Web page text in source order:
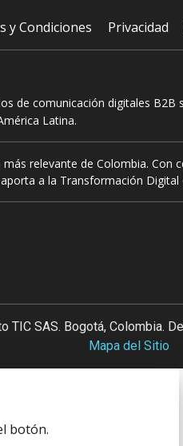
y Condiciones Privacidad
de comunicación digitales
Latina.
relevante de Colombia.
a la Transformación
TIC SAS. Bogotá, Colombia.
Mapa del Sitio
botón.